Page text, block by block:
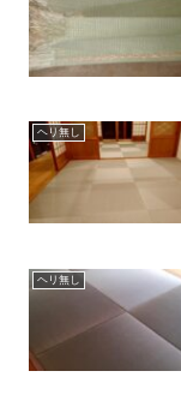
ヘリ無し
ヘリ無し